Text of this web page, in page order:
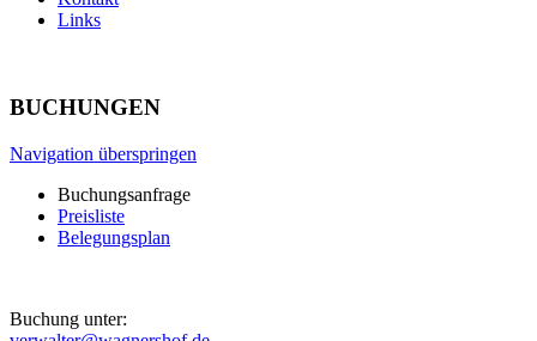
Links
BUCHUNGEN
Navigation überspringen
Buchungsanfrage
Preisliste
Belegungsplan
Buchung unter: